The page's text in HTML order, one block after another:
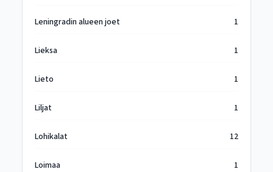
Leningradin alueen joet 1
Lieksa 1
Lieto 1
Liljat 1
Lohikalat 12
Loimaa 1